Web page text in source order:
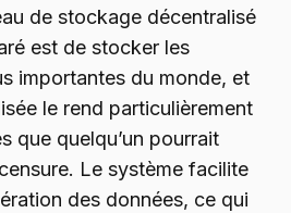
de stockage décentralisé
est de stocker les
importantes du monde, et
le rend particulièrement
que quelqu’un pourrait
Le système facilite
des données, ce qui